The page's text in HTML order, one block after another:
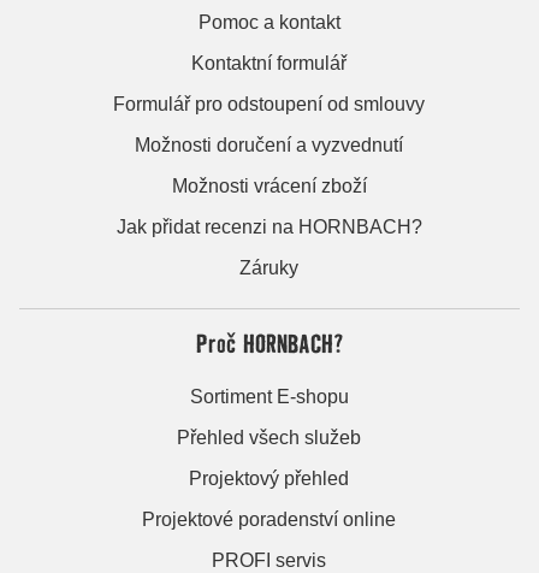
Pomoc a kontakt
Kontaktní formulář
Formulář pro odstoupení od smlouvy
Možnosti doručení a vyzvednutí
Možnosti vrácení zboží
Jak přidat recenzi na HORNBACH?
Záruky
Proč HORNBACH?
Sortiment E-shopu
Přehled všech služeb
Projektový přehled
Projektové poradenství online
PROFI servis